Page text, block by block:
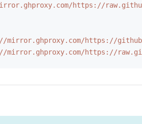
https://
mirror.ghproxy.com/https://
mirror.ghproxy.com/https://